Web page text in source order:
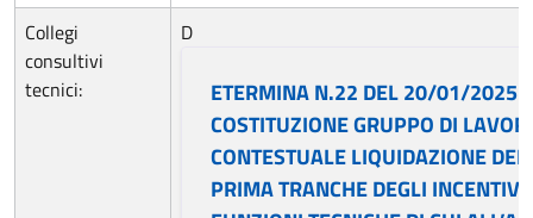
Collegi
consultivi
tecnici:
D
ETERMINA N.22 DEL 20/01/2025
COSTITUZIONE GRUPPO DI
CONTESTUALE LIQUIDAZIONE
PRIMA TRANCHE DEGLI INCENTIVI